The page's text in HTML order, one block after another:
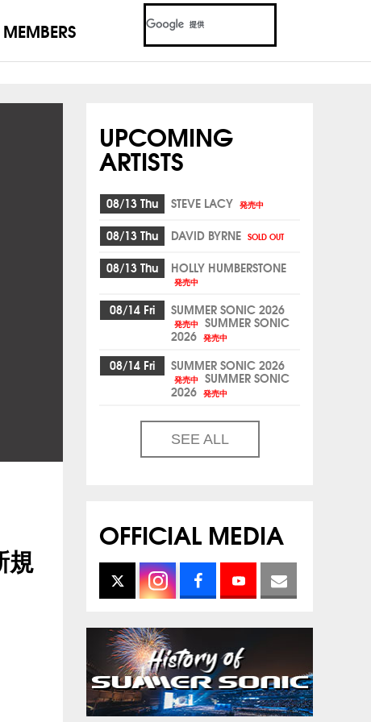
MEMBERS
規
UPCOMING
ARTISTS
08/13 Thu STEVE LACY 発売中
08/13 Thu DAVID BYRNE SOLD OUT
08/13 Thu HOLLY HUMBERSTONE
発売中
08/14 Fri SUMMER SONIC 2026
発売中 SUMMER SONIC
2026 発売中
08/14 Fri SUMMER SONIC 2026
発売中 SUMMER SONIC
2026 発売中
SEE ALL
OFFICIAL MEDIA